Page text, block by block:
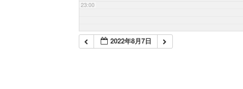
23:00
2022年8月7日